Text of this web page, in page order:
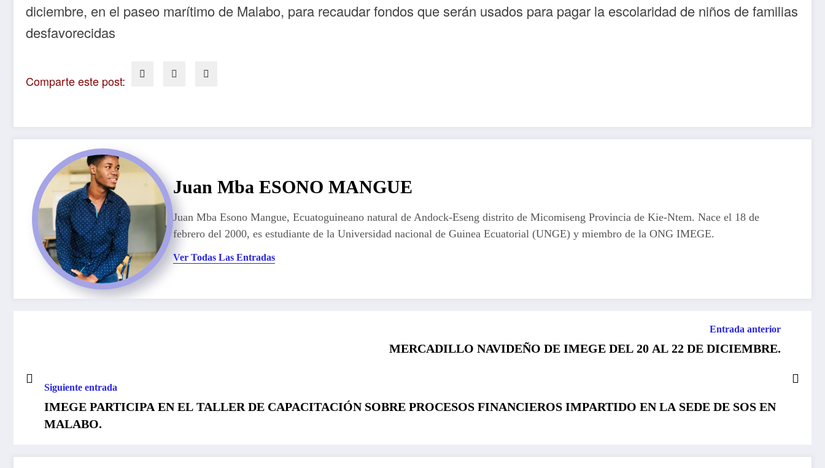
diciembre, en el paseo marítimo de Malabo, para recaudar fondos que serán usados para pagar la escolaridad de niños de familias
desfavorecidas
Comparte este post:
Juan Mba ESONO MANGUE
Juan Mba Esono Mangue, Ecuatoguineano natural de Andock-Eseng distrito de Micomiseng Provincia de Kie-Ntem. Nace el 18 de
febrero del 2000, es estudiante de la Universidad nacional de Guinea Ecuatorial (UNGE) y miembro de la ONG IMEGE.
Ver Todas Las Entradas
Entrada anterior
MERCADILLO NAVIDEÑO DE IMEGE DEL 20 AL 22 DE DICIEMBRE.
Siguiente entrada
IMEGE PARTICIPA EN EL TALLER DE CAPACITACIÓN SOBRE PROCESOS FINANCIEROS IMPARTIDO EN LA SEDE DE SOS EN
MALABO.